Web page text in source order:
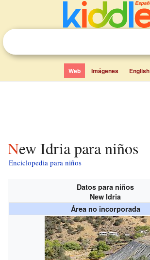
Web Imágenes English
New Idria para niños
Enciclopedia para niños
Datos para niños
New Idria
Área no incorporada